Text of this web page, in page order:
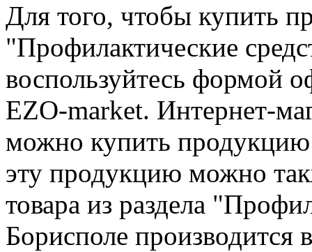
Для того, чтобы купить
"Профилактические
воспользуйтесь формой
EZO-market. Интернет-
можно купить продукцию
эту продукцию можно
товара из раздела
Борисполе производится